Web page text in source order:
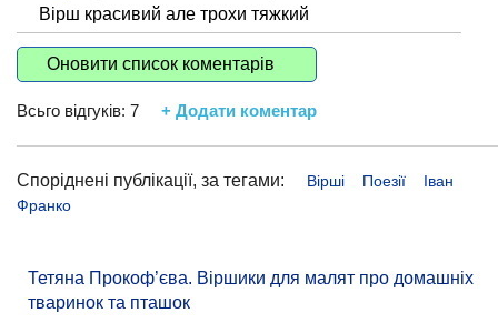
Вірш красивий але трохи тяжкий
Оновити список коментарів
Всьго відгуків: 7 + Додати коментар
Споріднені публікації, за тегами: Вірші Поезії
Іван
Франко
Тетяна Прокоф’єва. Віршики для малят про домашніх
тваринок та пташок